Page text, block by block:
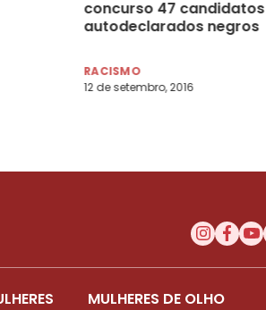
concurso 47 candidatos
autodeclarados negros
RACISMO
12 de setembro, 2016
MULHERES DE OLHO